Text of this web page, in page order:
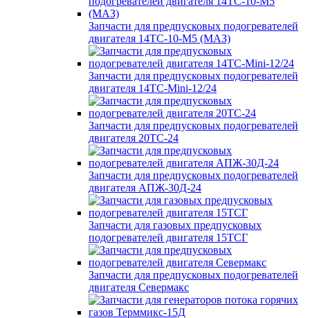
Запчасти для предпусковых подогревателей
двигателя 14ТС-10-М5 (МАЗ)
Запчасти для предпусковых подогревателей
двигателя 14ТС-Mini-12/24
Запчасти для предпусковых подогревателей
двигателя 20ТС-24
Запчасти для предпусковых подогревателей
двигателя АПЖ-30Д-24
Запчасти для газовых предпусковых
подогревателей двигателя 15ТСГ
Запчасти для предпусковых подогревателей
двигателя Севермакс